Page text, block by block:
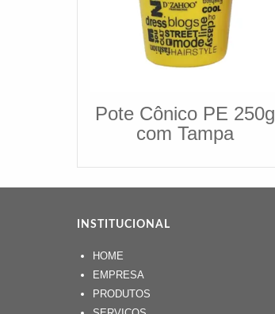
Pote Cônico PE 250g
com Tampa
INSTITUCIONAL
HOME
EMPRESA
PRODUTOS